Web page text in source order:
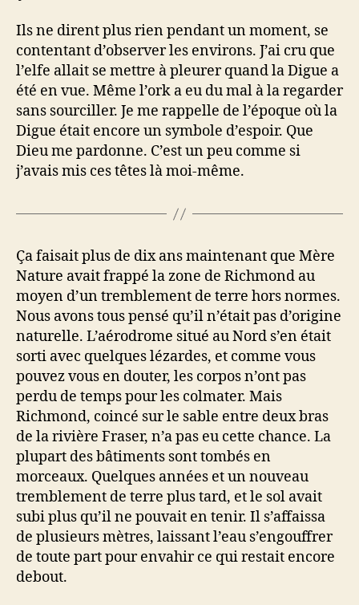
Ils ne dirent plus rien pendant un moment, se
contentant d’observer les environs. J’ai cru que
l’elfe allait se mettre à pleurer quand la Digue a
été en vue. Même l’ork a eu du mal à la regarder
sans sourciller. Je me rappelle de l’époque où la
Digue était encore un symbole d’espoir. Que
Dieu me pardonne. C’est un peu comme si
j’avais mis ces têtes là moi-même.
Ça faisait plus de dix ans maintenant que Mère
Nature avait frappé la zone de Richmond au
moyen d’un tremblement de terre hors normes.
Nous avons tous pensé qu’il n’était pas d’origine
naturelle. L’aérodrome situé au Nord s’en était
sorti avec quelques lézardes, et comme vous
pouvez vous en douter, les corpos n’ont pas
perdu de temps pour les colmater. Mais
Richmond, coincé sur le sable entre deux bras
de la rivière Fraser, n’a pas eu cette chance. La
plupart des bâtiments sont tombés en
morceaux. Quelques années et un nouveau
tremblement de terre plus tard, et le sol avait
subi plus qu’il ne pouvait en tenir. Il s’affaissa
de plusieurs mètres, laissant l’eau s’engouffrer
de toute part pour envahir ce qui restait encore
debout.